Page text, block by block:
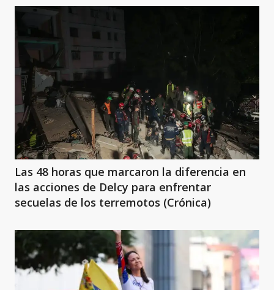
Las 48 horas que marcaron la diferencia en
las acciones de Delcy para enfrentar
secuelas de los terremotos (Crónica)